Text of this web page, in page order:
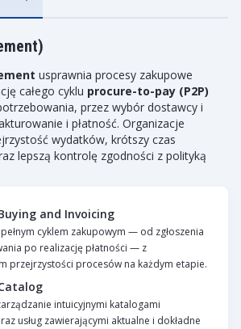
usprawnia procesy zakupowe
całego cyklu procure-to-pay (P2P)
przez wybór dostawcy i
i płatność. Organizacje
wydatków, krótszy czas
lepszą kontrolę zgodności z polityką
and Invoicing
cyklem zakupowym — od zgłoszenia
po realizację płatności — z
przejrzystości procesów na każdym etapie.
intuicyjnymi katalogami
usług zawierającymi aktualne i dokładne